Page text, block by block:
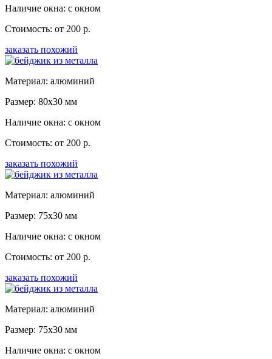
Наличие окна: с окном
Стоимость: от 200 р.
заказать похожий
Материал: алюминий
Размер: 80x30 мм
Наличие окна: с окном
Стоимость: от 200 р.
заказать похожий
Материал: алюминий
Размер: 75x30 мм
Наличие окна: с окном
Стоимость: от 200 р.
заказать похожий
Материал: алюминий
Размер: 75x30 мм
Наличие окна: с окном